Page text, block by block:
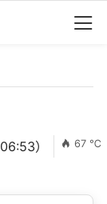
） 67 ℃